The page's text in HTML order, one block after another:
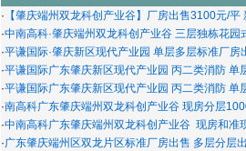
· 【肇庆端州双龙科创产业谷】厂房出售3100元/
·中南高科·肇庆端州双龙科创产业谷 三层独栋花
·平谦国际·肇庆新区现代产业园 单层多层标准厂房
·平谦国际广东肇庆新区现代产业园 丙二类消防 单
·平谦国际广东肇庆新区现代产业园 丙二类消防 单
·南高科广东肇庆端州双龙科创产业谷 现房分层
·中南高科广东肇庆端州双龙科创产业谷 现房和准
·广东肇庆端州区双龙片区标准厂房出售 多层分层